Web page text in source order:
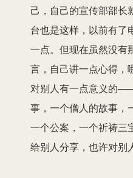
己，自己的宣传部部长
台也是这样，以前有了
一点。但现在虽然没有
言，自己讲一点心得，
对别人有一点意义的
事，一个僧人的故事，
一个公案，一个祈祷三
给别人分享，也许对别